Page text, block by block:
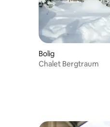
Bolig
Chalet Bergtraum